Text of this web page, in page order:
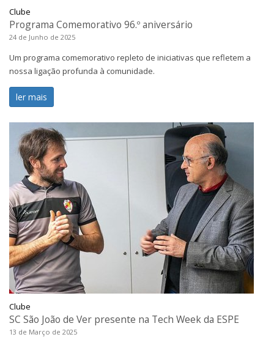
Clube
Programa Comemorativo 96.º aniversário
24 de Junho de 2025
Um programa comemorativo repleto de iniciativas que refletem a
nossa ligação profunda à comunidade.
ler mais
Clube
SC São João de Ver presente na Tech Week da ESPE
13 de Março de 2025